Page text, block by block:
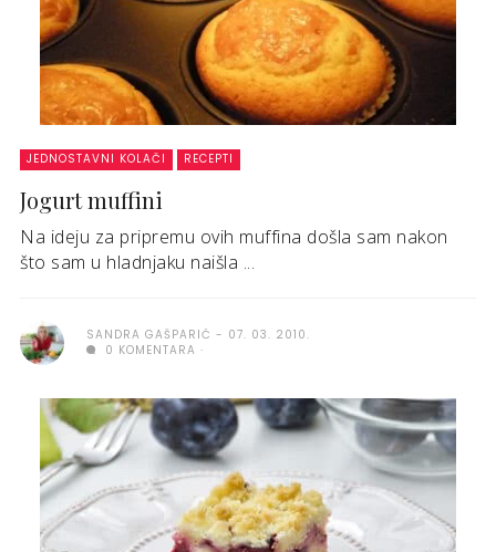
JEDNOSTAVNI KOLAČI RECEPTI
Jogurt muffini
Na ideju za pripremu ovih muffina došla sam nakon
što sam u hladnjaku naišla ...
SANDRA GAŠPARIĆ
07. 03. 2010.
0 KOMENTARA